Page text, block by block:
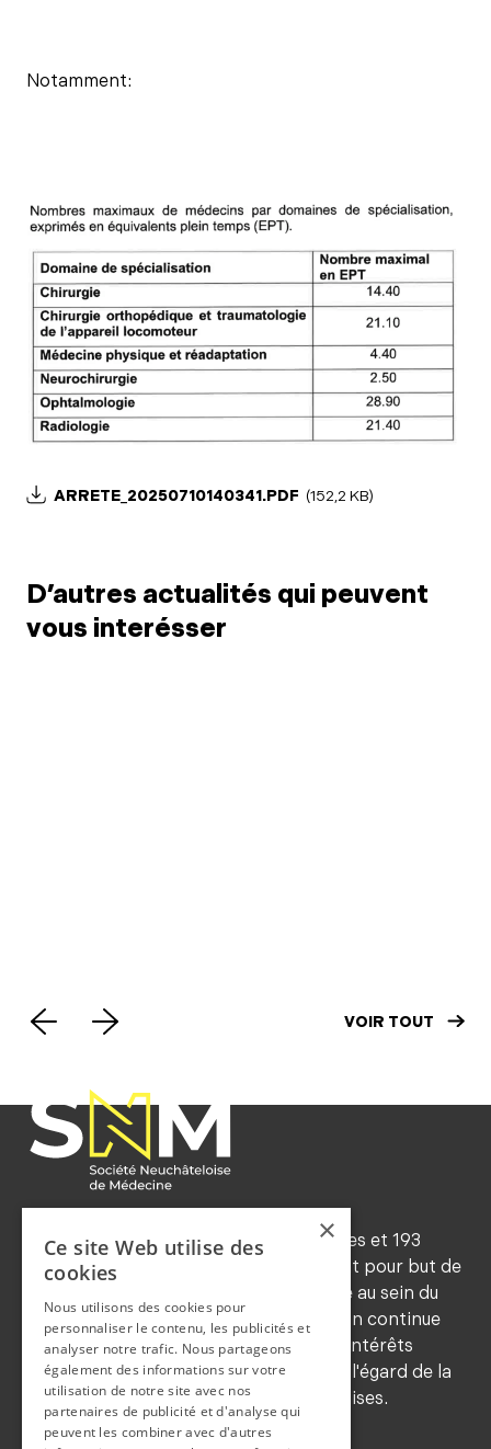
Notamment:
ARRETE_20250710140341.PDF (152,2 KB)
D’autres actualités qui peuvent
vous interésser
VOIR TOUT
Forte d'environ 545 membres ordinaires et 193
honoraires (2024), la SNM a notamment pour but de
maintenir les traditions de déontologie au sein du
corps médical, de favoriser la formation continue
de ses membres, de sauvegarder leurs intérêts
professionnels et de les représenter à l'égard de la
population et des autorités neuchâteloises.
COORDONNEES
×
Ce site Web utilise des
cookies
Nous utilisons des cookies pour
personnaliser le contenu, les publicités et
analyser notre trafic. Nous partageons
également des informations sur votre
utilisation de notre site avec nos
partenaires de publicité et d'analyse qui
peuvent les combiner avec d'autres